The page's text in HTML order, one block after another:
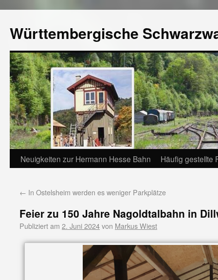
Württembergische
Neuigkeiten zur Hermann Hesse Bahn Häufig gestellte
← In Ostelsheim werden es weniger Parkplätze
Feier zu 150 Jahre Nagoldtalbahn in
Publiziert am 2. Juni 2024von Markus Wiest